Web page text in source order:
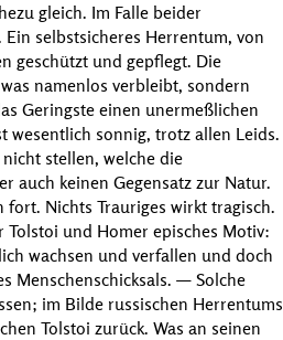
gleich. Im Falle beider
selbstsicheres Herrentum, von
geschützt und gepflegt. Die
namenlos verbleibt, sondern
Geringste einen unermeßlichen
wesentlich sonnig, trotz allen Leids.
stellen, welche die
auch keinen Gegensatz zur Natur.
fort. Nichts Trauriges wirkt tragisch.
Tolstoi und Homer episches Motiv:
wachsen und verfallen und doch
Menschenschicksals. — Solche
im Bilde russischen Herrentums
Tolstoi zurück. Was an seinen